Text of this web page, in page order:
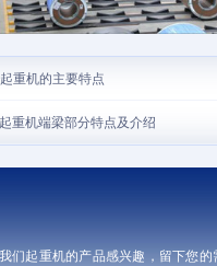
重机的主要特点
重机端梁部分特点及介绍
们起重机的产品感兴趣，留下您的